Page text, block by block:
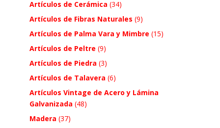
Artículos de Cerámica (34)
Artículos de Fibras Naturales (9)
Artículos de Palma Vara y Mimbre (15)
Artículos de Peltre (9)
Artículos de Piedra (3)
Artículos de Talavera (6)
Artículos Vintage de Acero y Lámina
Galvanizada (48)
Madera (37)